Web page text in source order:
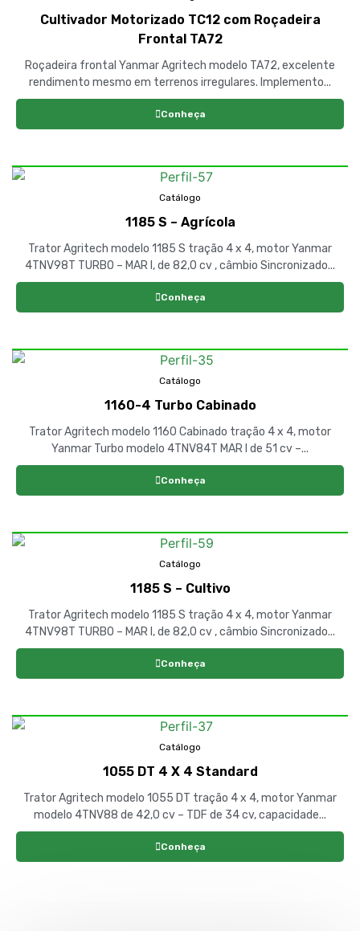
Cultivador Motorizado TC12 com Roçadeira
Frontal TA72
Roçadeira frontal Yanmar Agritech modelo TA72, excelente
rendimento mesmo em terrenos irregulares. Implemento...
Conheça
Catálogo
1185 S – Agrícola
Trator Agritech modelo 1185 S tração 4 x 4, motor Yanmar
4TNV98T TURBO – MAR I, de 82,0 cv , câmbio Sincronizado...
Conheça
Catálogo
1160-4 Turbo Cabinado
Trator Agritech modelo 1160 Cabinado tração 4 x 4, motor
Yanmar Turbo modelo 4TNV84T MAR I de 51 cv –...
Conheça
Catálogo
1185 S – Cultivo
Trator Agritech modelo 1185 S tração 4 x 4, motor Yanmar
4TNV98T TURBO – MAR I, de 82,0 cv , câmbio Sincronizado...
Conheça
Catálogo
1055 DT 4 X 4 Standard
Trator Agritech modelo 1055 DT tração 4 x 4, motor Yanmar
modelo 4TNV88 de 42,0 cv – TDF de 34 cv, capacidade...
Conheça